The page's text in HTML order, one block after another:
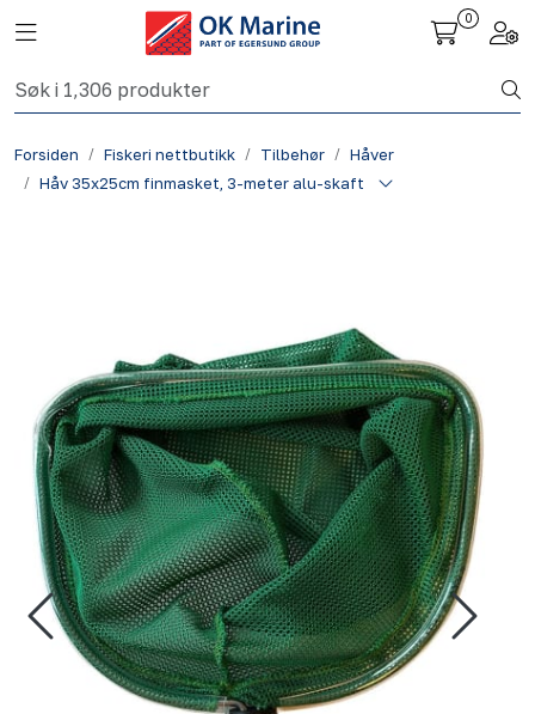
Skip to main content
Toggle navigation
0
Forsiden Fiskeri nettbutikk Tilbehør
Håver
Håv 35x25cm finmasket, 3-meter alu-skaft
Fiskeri nettbutikk
Havbruk